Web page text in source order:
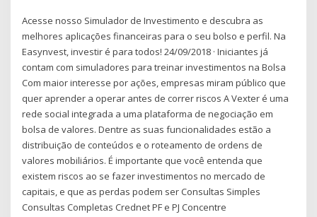
Acesse nosso Simulador de Investimento e descubra as
melhores aplicações financeiras para o seu bolso e perfil. Na
Easynvest, investir é para todos! 24/09/2018 · Iniciantes já
contam com simuladores para treinar investimentos na Bolsa
Com maior interesse por ações, empresas miram público que
quer aprender a operar antes de correr riscos A Vexter é uma
rede social integrada a uma plataforma de negociação em
bolsa de valores. Dentre as suas funcionalidades estão a
distribuição de conteúdos e o roteamento de ordens de
valores mobiliários. É importante que você entenda que
existem riscos ao se fazer investimentos no mercado de
capitais, e que as perdas podem ser Consultas Simples
Consultas Completas Crednet PF e PJ Concentre